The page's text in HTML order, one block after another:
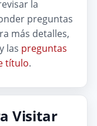
la
preguntas
más detalles,
y las preguntas
título.
Visitar